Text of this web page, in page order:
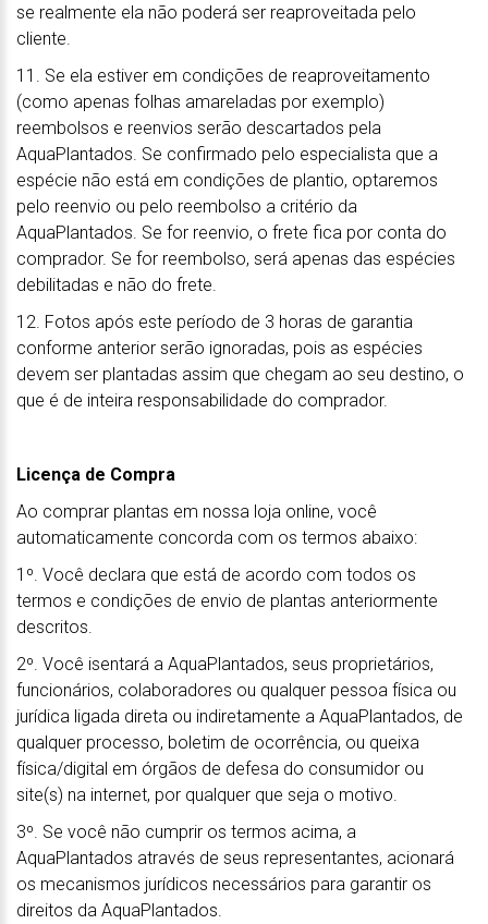
se realmente ela não poderá ser reaproveitada pelo
cliente.
11. Se ela estiver em condições de reaproveitamento
(como apenas folhas amareladas por exemplo)
reembolsos e reenvios serão descartados pela
AquaPlantados. Se confirmado pelo especialista que a
espécie não está em condições de plantio, optaremos
pelo reenvio ou pelo reembolso a critério da
AquaPlantados. Se for reenvio, o frete fica por conta do
comprador. Se for reembolso, será apenas das espécies
debilitadas e não do frete.
12. Fotos após este período de 3 horas de garantia
conforme anterior serão ignoradas, pois as espécies
devem ser plantadas assim que chegam ao seu destino, o
que é de inteira responsabilidade do comprador.
Licença de Compra
Ao comprar plantas em nossa loja online, você
automaticamente concorda com os termos abaixo:
1º. Você declara que está de acordo com todos os
termos e condições de envio de plantas anteriormente
descritos.
2º. Você isentará a AquaPlantados, seus proprietários,
funcionários, colaboradores ou qualquer pessoa física ou
jurídica ligada direta ou indiretamente a AquaPlantados, de
qualquer processo, boletim de ocorrência, ou queixa
física/digital em órgãos de defesa do consumidor ou
site(s) na internet, por qualquer que seja o motivo.
3º. Se você não cumprir os termos acima, a
AquaPlantados através de seus representantes, acionará
os mecanismos jurídicos necessários para garantir os
direitos da AquaPlantados.